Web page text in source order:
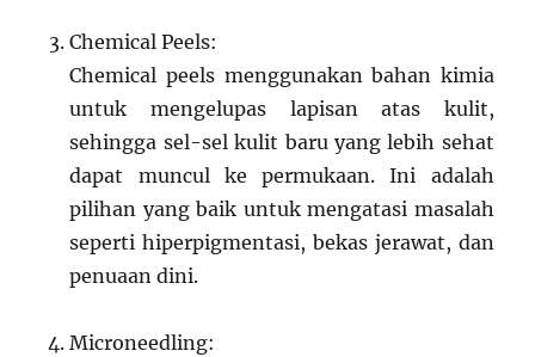
Chemical Peels:
Chemical peels menggunakan bahan kimia
untuk mengelupas lapisan atas kulit,
sehingga sel-sel kulit baru yang lebih sehat
dapat muncul ke permukaan. Ini adalah
pilihan yang baik untuk mengatasi masalah
seperti hiperpigmentasi, bekas jerawat, dan
penuaan dini.
Microneedling: